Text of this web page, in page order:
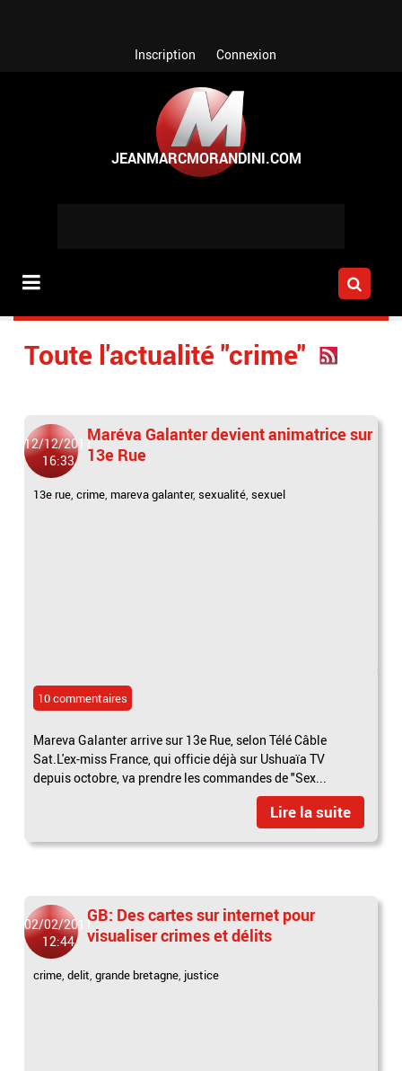
Inscription Connexion
Toute l'actualité "crime"
12/12/2011
16:33
Maréva Galanter devient animatrice sur
13e Rue
13e rue,crime, mareva galanter,sexualité,sexuel
10 commentaires
Mareva Galanter arrive sur 13e Rue, selon Télé Câble
Sat.L'ex-miss France, qui officie déjà sur Ushuaïa TV
depuis octobre, va prendre les commandes de "Sex...
Lire la suite
02/02/2011
12:44
GB: Des cartes sur internet pour
visualiser crimes et délits
crime,delit,grande bretagne, justice